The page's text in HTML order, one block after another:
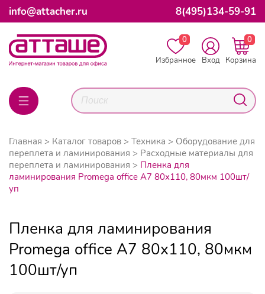
info@attacher.ru 8(495)134-59-91
0
Избранное
Вход
0
Корзина
Главная Каталог товаров Техника
Оборудование для
переплета и ламинирования
Расходные материалы для
переплета и ламинирования
Пленка для
ламинирования Promega office А7 80х110, 80мкм 100шт/
уп
Пленка для ламинирования
Promega office А7 80х110, 80мкм
100шт/уп